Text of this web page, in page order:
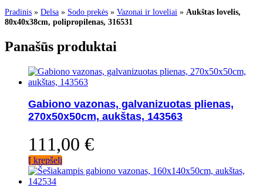
Pradinis » Delsa » Sodo prekės » Vazonai ir loveliai » Aukštas lovelis,
80x40x38cm, polipropilenas, 316531
Panašūs produktai
Gabiono vazonas, galvanizuotas plienas,
270x50x50cm, aukštas, 143563
111,00 €
Į krepšelį